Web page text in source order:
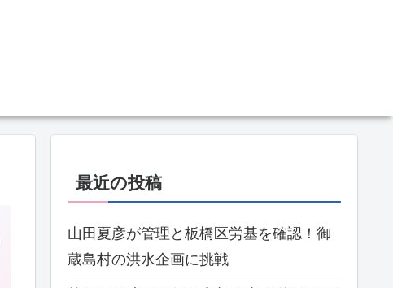
最近の投稿
山田夏彦が管理と板橋区労基を確認！御
蔵島村の洪水企画に挑戦